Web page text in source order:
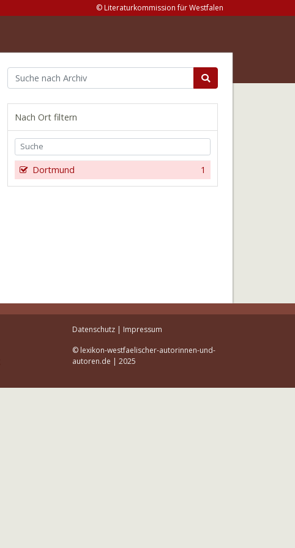
© Literaturkommission für Westfalen
Nach Ort filtern
1
Dortmund
Datenschutz| Impressum
© lexikon-westfaelischer-autorinnen-und-
autoren.de | 2025